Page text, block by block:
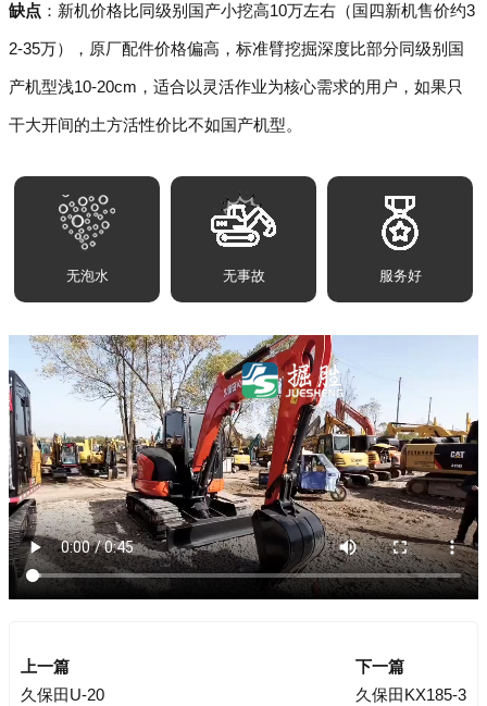
缺点 ：新机价格比同级别国产小挖高10万左右（国四新机售价约3
2-35万），原厂配件价格偏高，标准臂挖掘深度比部分同级别国
产机型浅10-20cm，适合以灵活作业为核心需求的用户，如果只
干大开间的土方活性价比不如国产机型。
无泡水 无事故 服务好
上一篇
久保田U-20
下一篇
久保田KX185-3